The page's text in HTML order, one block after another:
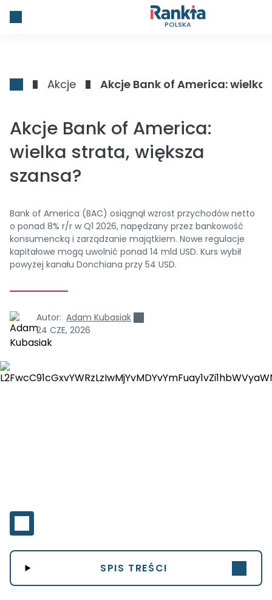
POLSKA
Akcje Akcje Bank of America:
Akcje Bank of America:
wielka strata, większa
szansa?
Bank of America (BAC) osiągnął wzrost przychodów netto
o ponad 8% r/r w Q1 2026, napędzany przez bankowość
konsumencką i zarządzanie majątkiem. Nowe regulacje
kapitałowe mogą uwolnić ponad 14 mld USD. Kurs wybił
powyżej kanału Donchiana przy 54 USD.
Autor: Adam Kubasiak
24 CZE, 2026
SPIS TREŚCI